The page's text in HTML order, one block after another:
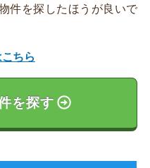
件を探したほうが良いで
ちら
を探す